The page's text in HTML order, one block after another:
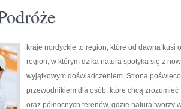
kraje nordyckie to region, które od dawna kusi
region, w którym dzika natura spotyka się z
wyjątkowym doświadczeniem. Strona
przewodnikiem dla osób, które chcą
oraz północnych terenów, gdzie natura tworzy